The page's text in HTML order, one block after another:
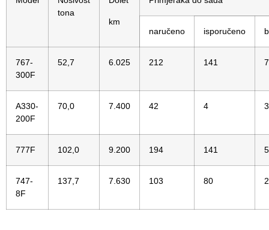
tona
km
naručeno isporučeno
767-
300F
52,7 6.025 212 141
A330-
200F
70,0 7.400 42 4
777F 102,0 9.200 194 141
747-
8F
137,7 7.630 103 80